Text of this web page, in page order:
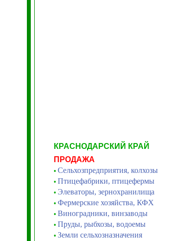
КРАСНОДАРСКИЙ КРАЙ
ПРОДАЖА
• Сельхозпредприятия, колхозы
• Птицефабрики, птицефермы
• Элеваторы, зернохранилища
• Фермерские хозяйства, КФХ
• Виноградники, винзаводы
• Пруды, рыбхозы, водоемы
• Земли сельхозназначения